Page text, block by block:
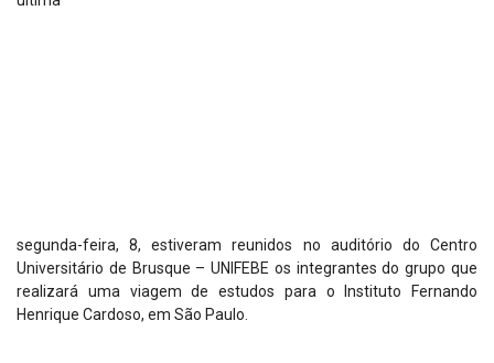
segunda-feira, 8, estiveram reunidos no auditório do Centro
Universitário de Brusque – UNIFEBE os integrantes do grupo que
realizará uma viagem de estudos para o Instituto Fernando
Henrique Cardoso, em São Paulo.